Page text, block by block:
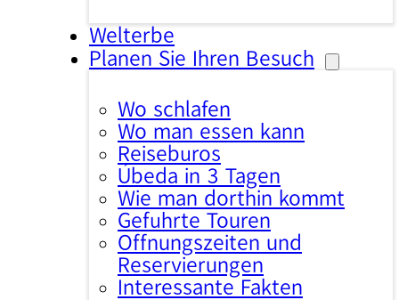
Welterbe
Planen Sie Ihren Besuch
Wo schlafen
Wo man essen kann
Reisebüros
Úbeda in 3 Tagen
Wie man dorthin kommt
Geführte Touren
Öffnungszeiten und
Reservierungen
Interessante Fakten